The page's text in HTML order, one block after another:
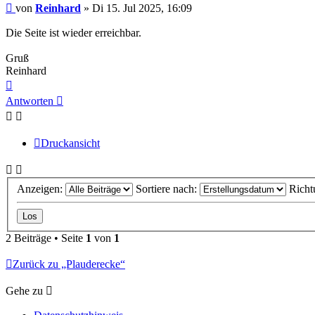
Beitrag
von Reinhard » Di 15. Jul 2025, 16:09
Die Seite ist wieder erreichbar.
Gruß
Reinhard
oben
Antworten
Druckansicht
Anzeigen: Sortiere nach:
2 Beiträge • Seite 1 von 1
Zurück zu „Plauderecke“
Gehe zu